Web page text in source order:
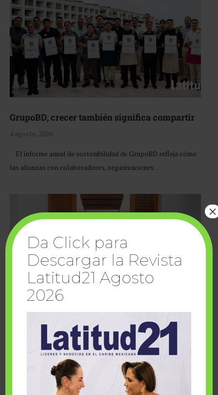
GrupoBD, crecer también significa compartir
4 agosto, 2026
El informe anual de sostenibilidad de GrupoBD refleja cómo
las alianzas con colaboradores, organizaciones …
Cuando la solidaridad inspira; cumplen
sueños Fairmont Mayakoba y Make-A-Wish
Da Click para
Descargar la Revista
Latitud21 Agosto
2026
×